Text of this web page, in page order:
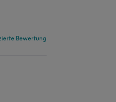
Bewertung